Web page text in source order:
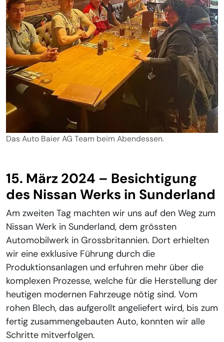
Das Auto Baier AG Team beim Abendessen.
15. März 2024 – Besichtigung
des Nissan Werks in Sunderland
Am zweiten Tag machten wir uns auf den Weg zum
Nissan Werk in Sunderland, dem grössten
Automobilwerk in Grossbritannien. Dort erhielten
wir eine exklusive Führung durch die
Produktionsanlagen und erfuhren mehr über die
komplexen Prozesse, welche für die Herstellung der
heutigen modernen Fahrzeuge nötig sind. Vom
rohen Blech, das aufgerollt angeliefert wird, bis zum
fertig zusammengebauten Auto, konnten wir alle
Schritte mitverfolgen.